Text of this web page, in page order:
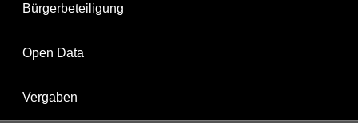
Bürgerbeteiligung
Open Data
Vergaben